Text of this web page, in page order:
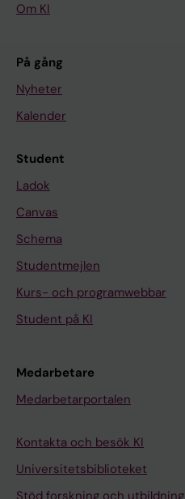
Om KI
På gång
Nyheter
Kalender
Student
Ladok
Canvas
Schema
Studentmejlen
Kurs- och programwebbar
Student på KI
Medarbetare
Medarbetarportalen
Kontakta och besök KI
Universitetsbiblioteket
Stöd forskning och utbildning